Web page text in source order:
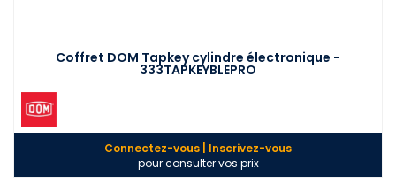
Coffret DOM Tapkey cylindre électronique -
333TAPKEYBLEPRO
Connectez-vous | Inscrivez-vous
pour consulter vos prix